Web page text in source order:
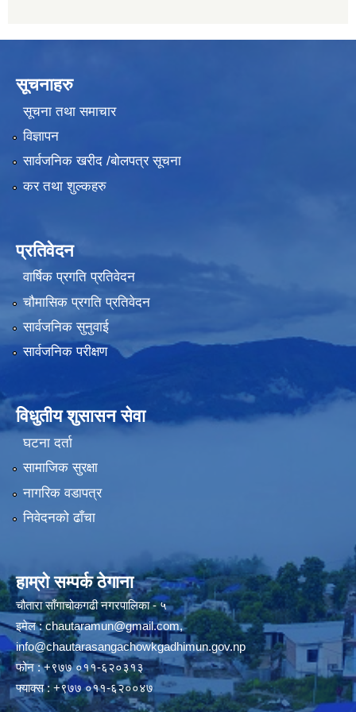
सूचनाहरु
सूचना तथा समाचार
विज्ञापन
सार्वजनिक खरीद /बोलपत्र सूचना
कर तथा शुल्कहरु
प्रतिवेदन
वार्षिक प्रगति प्रतिवेदन
चौमासिक प्रगति प्रतिवेदन
सार्वजनिक सुनुवाई
सार्वजनिक परीक्षण
विधुतीय शुसासन सेवा
घटना दर्ता
सामाजिक सुरक्षा
नागरिक वडापत्र
निवेदनको ढाँचा
हाम्रो सम्पर्क ठेगाना
चौतारा साँगाचोकगढी नगरपालिका - ५
इमेल :chautaramun@gmail.com,
info@chautarasangachowkgadhimun.gov.np
फोन : +९७७ ०११-६२०३१३
फ्याक्स : +९७७ ०११-६२००४७